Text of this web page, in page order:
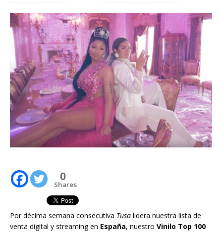
0
Shares
Por décima semana consecutiva Tusa lidera nuestra lista de
venta digital y streaming en España, nuestro Vinilo Top 100